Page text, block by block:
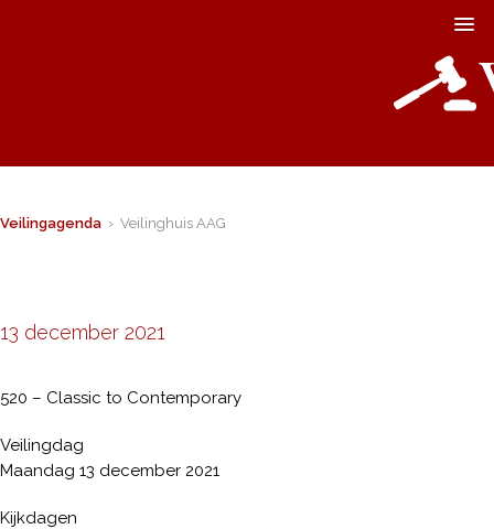
Veilingagenda › Veilinghuis AAG
13 december 2021
520 – Classic to Contemporary
Veilingdag
Maandag 13 december 2021
Kijkdagen